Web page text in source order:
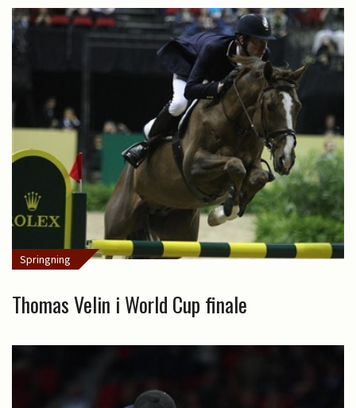
Springning
Thomas Velin i World Cup finale